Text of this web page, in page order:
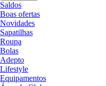
Saldos
Boas ofertas
Novidades
Sapatilhas
Roupa
Bolas
Adepto
Lifestyle
Equipamentos